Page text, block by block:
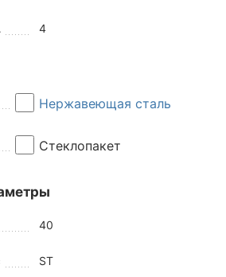
4
Нержавеющая сталь
Стеклопакет
40
ST